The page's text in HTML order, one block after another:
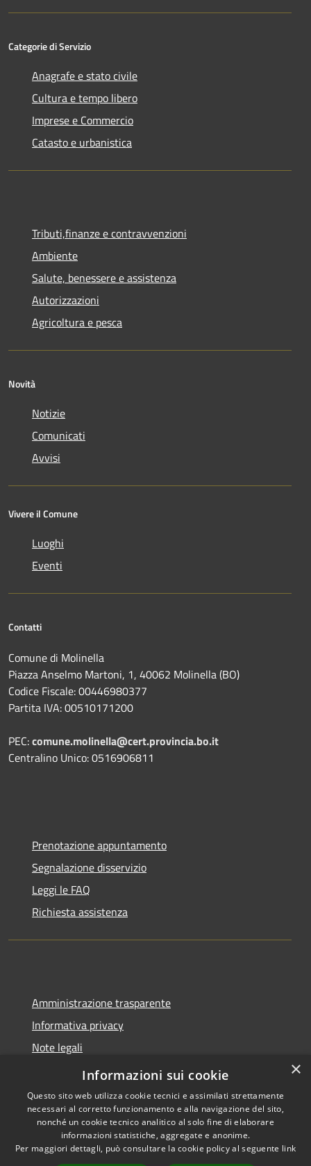
Categorie di Servizio
Anagrafe e stato civile
Cultura e tempo libero
Imprese e Commercio
Catasto e urbanistica
Tributi,finanze e contravvenzioni
Ambiente
Salute, benessere e assistenza
Autorizzazioni
Agricoltura e pesca
Novità
Notizie
Comunicati
Avvisi
Vivere il Comune
Luoghi
Eventi
Contatti
Comune di Molinella
Piazza Anselmo Martoni, 1, 40062 Molinella (BO)
Codice Fiscale: 00446980377
Partita IVA: 00510171200
PEC:comune.molinella@cert.provincia.bo.it
Centralino Unico: 0516906811
Prenotazione appuntamento
Segnalazione disservizio
Leggi le FAQ
Richiesta assistenza
Amministrazione trasparente
Informativa privacy
Note legali
Dichiarazione di accessibilità
Accessibilità
Copyright © 2026 • Comune di
Molinella • Powered by
×
Informazioni sui cookie
Questo sito web utilizza cookie tecnici e assimilati strettamente
necessari al corretto funzionamento e alla navigazione del sito,
nonché un cookie tecnico analitico al solo fine di elaborare
informazioni statistiche, aggregate e anonime.
Per maggiori dettagli, può consultare la cookie policy al seguente link